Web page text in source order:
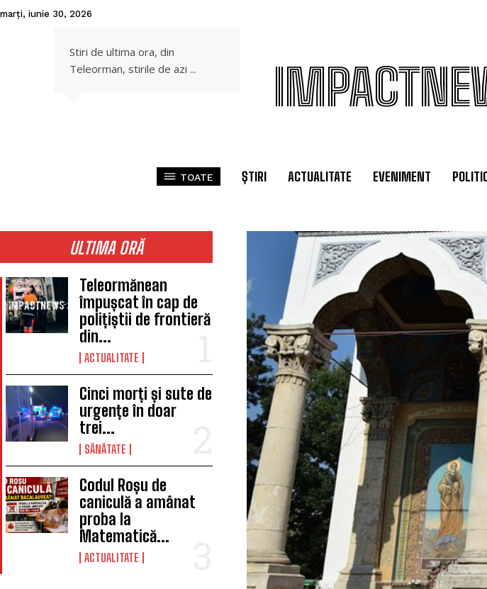
marți, iunie 30, 2026
Stiri de ultima ora, din
Teleorman, stirile de azi ...
TOATE ȘTIRI ACTUALITATE EVENIMENT
ULTIMA ORĂ
Teleormănean
împușcat în cap de
polițiștii de frontieră
din...
ACTUALITATE
Cinci morți și sute de
urgențe în doar
trei...
SĂNĂTATE
Codul Roșu de
caniculă a amânat
proba la
Matematică...
ACTUALITATE